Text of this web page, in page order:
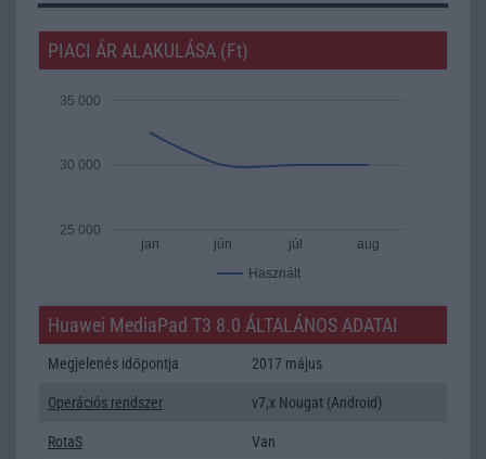
PIACI ÁR ALAKULÁSA (Ft)
Használt
jan jún júl aug
25 000
30 000
35 000
Huawei MediaPad T3 8.0 ÁLTALÁNOS ADATAI
Megjelenés időpontja 2017 május
Operációs rendszer v7,x Nougat (Android)
RotaS Van